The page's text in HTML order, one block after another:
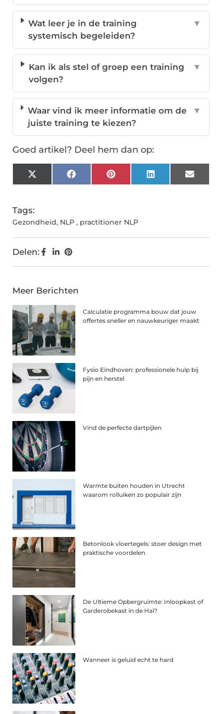
Wat leer je in de training
systemisch begeleiden?
▼
Kan ik als stel of groep een training
volgen?
▼
Waar vind ik meer informatie om de
juiste training te kiezen?
▼
Goed artikel? Deel hem dan op:
X
(Twitter)
FacebookPinterestLinkedInEmail
Tags:
Gezondheid, NLP , practitioner NLP
Delen:
Meer Berichten
Calculatie programma bouw dat jouw
offertes sneller en nauwkeuriger maakt
Fysio Eindhoven: professionele hulp bij
pijn en herstel
Vind de perfecte dartpijlen
Warmte buiten houden in Utrecht
waarom rolluiken zo populair zijn
Betonlook vloertegels: stoer design met
praktische voordelen
De Ultieme Opbergruimte: Inloopkast of
Garderobekast in de Hal?
Wanneer is geluid echt te hard